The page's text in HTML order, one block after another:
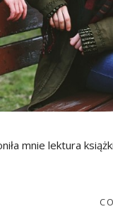
mnie lektura